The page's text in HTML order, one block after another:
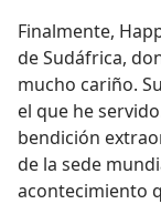
Finalmente,
de Sudáfrica,
mucho cariño.
el que he
bendición
de la sede
acontecimiento